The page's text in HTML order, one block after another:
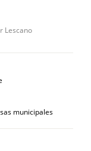
Lescano
municipales